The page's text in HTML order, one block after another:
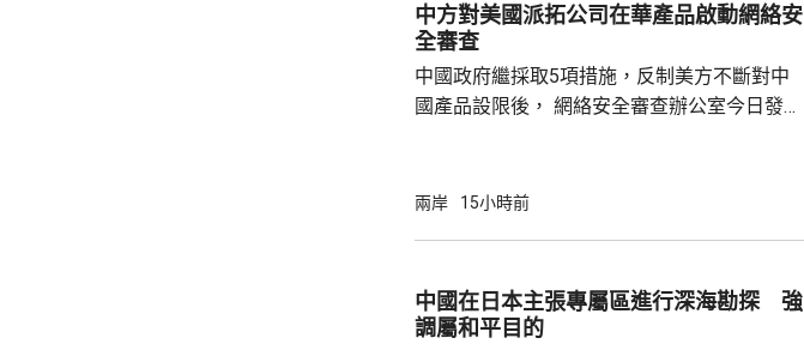
西行，在南方迴旋2至3日；或北上與西風帶系
統結合，可能為北方帶來時間長、範圍大的風
雨影響。國家海洋預報台發布海浪橙...
中方對美國派拓公司在華產品啟動網絡安
全審查
中國政府繼採取5項措施，反制美方不斷對中
國產品設限後， 網絡安全審查辦公室今日發公
公告指，為保障關鍵信息基礎設施安全穩定運
拓產品實施網絡安全審查。 商務部昨日宣布對
美國採取5項反制措施，包括加強無人機相關
兩岸 15小時前
中國在日本主張專屬區進行深海勘探 強
調屬和平目的